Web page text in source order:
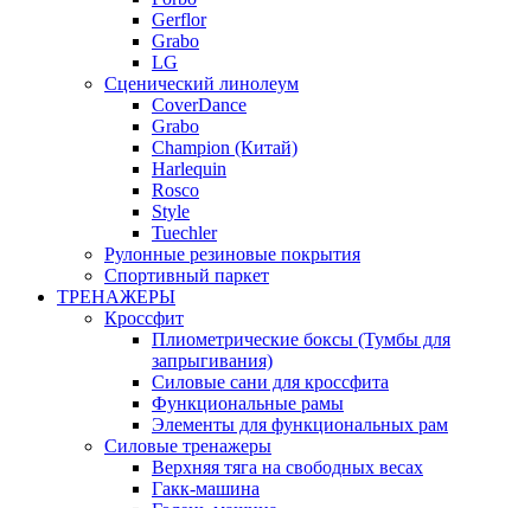
Gerflor
Grabo
LG
Сценический линолеум
CoverDance
Grabo
Champion (Китай)
Harlequin
Rosco
Style
Tuechler
Рулонные резиновые покрытия
Спортивный паркет
ТРЕНАЖЕРЫ
Кроссфит
Плиометрические боксы (Тумбы для
запрыгивания)
Силовые сани для кроссфита
Функциональные рамы
Элементы для функциональных рам
Силовые тренажеры
Верхняя тяга на свободных весах
Гакк-машина